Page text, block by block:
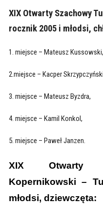
XIX Otwarty Szachowy
rocznik 2005 i młodsi,
1. miejsce – Mateusz Kussowski,
2.miejsce – Kacper
3. miejsce – Mateusz Byzdra,
4. miejsce – Kamil Konkol,
5. miejsce – Paweł Janzen.
XIX Otwarty
Kopernikowski –
młodsi, dziewczęta: